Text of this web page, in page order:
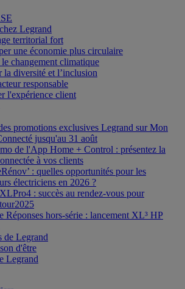
Legrand
territorial fort
une économie plus circulaire
changement climatique
la diversité et l’inclusion
responsable
l'expérience client
promotions exclusives Legrand sur Mon
jusqu'au 31 août
de l'App Home + Control : présentez la
à vos clients
: quelles opportunités pour les
électriciens en 2026 ?
: succès au rendez-vous pour
Réponses hors-série : lancement XL³ HP
de Legrand
d'être
Legrand